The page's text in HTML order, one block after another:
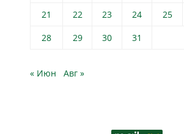
21
22 23 24 25
28
29 30 31
« Июн Авг »